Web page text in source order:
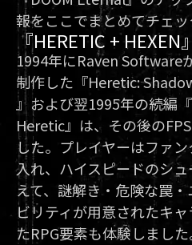
報をここでまとめてチェッ
『HERETIC +
1994年にRaven Software
制作した『Heretic:
』および翌1995年の続編
Heretic』は、その後の
した。プレイヤーはファ
入れ、ハイスピードのシ
えて、謎解き・危険な罠
ビリティが用意されたキ
たRPG要素も体験しました